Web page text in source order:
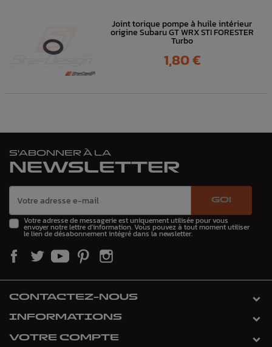
Joint torique pompe à huile intérieur
origine Subaru GT WRX STI FORESTER
Turbo
Prix
1,80 €
S'ABONNER À LA
NEWSLETTER
GO!
Votre adresse de messagerie est uniquement utilisée pour vous
envoyer notre lettre d'information. Vous pouvez à tout moment utiliser
le lien de désabonnement intégré dans la newsletter.
CONTACTEZ-NOUS
INFORMATIONS
VOTRE COMPTE